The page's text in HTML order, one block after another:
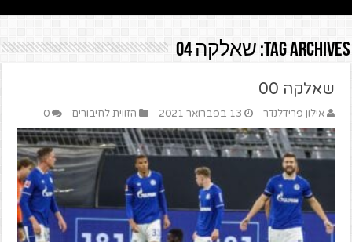
Tag Archives: שאלקה 04
שאלקה 00
אילון פרידלנדר 13 בפברואר 2021 הזווית לחיבורים 0